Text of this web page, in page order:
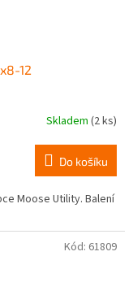
12
Skladem (2 ks)
Do košíku
Moose Utility. Balení
Kód: 61809